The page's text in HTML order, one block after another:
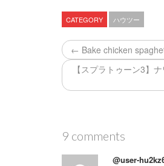
CATEGORY ハウツー
← Bake chicken
【スプラトゥーン3】
9 comments
@user-